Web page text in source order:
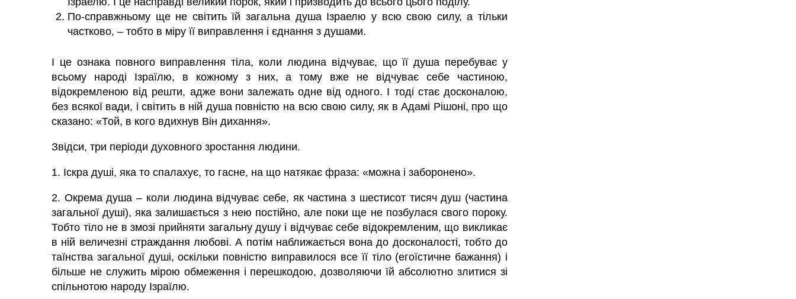
По-справжньому ще не світить їй загальна душа Ізраелю у всю свою силу, а тільки
частково, – тобто в міру її виправлення і єднання з душами.
І це ознака повного виправлення тіла, коли людина відчуває, що її душа перебуває у
всьому народі Ізраїлю, в кожному з них, а тому вже не відчуває себе частиною,
відокремленою від решти, адже вони залежать одне від одного. І тоді стає досконалою,
без всякої вади, і світить в ній душа повністю на всю свою силу, як в Адамі Рішоні, про що
сказано: «Той, в кого вдихнув Він дихання».
Звідси, три періоди духовного зростання людини.
1. Іскра душі, яка то спалахує, то гасне, на що натякає фраза: «можна і заборонено».
2. Окремадуша– коли людина відчуває себе, як частина з шестисот тисяч душ (частина
загальної душі), яка залишається з нею постійно, але поки ще не позбулася свого пороку.
Тобто тіло не в змозі прийняти загальну душу і відчуває себе відокремленим, що викликає
в ній величезні страждання любові. А потім наближається вона до досконалості, тобто до
таїнства загальної душі, оскільки повністю виправилося все її тіло (егоїстичне бажання) і
більше не служить мірою обмеження і перешкодою, дозволяючи їй абсолютно злитися зі
спільнотою народу Ізраїлю.